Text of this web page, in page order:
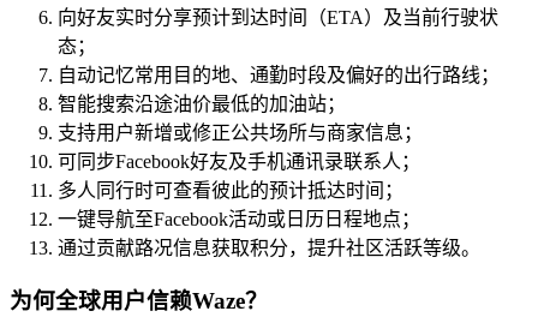
向好友实时分享预计到达时间（ETA）及当前行驶状
态；
自动记忆常用目的地、通勤时段及偏好的出行路线；
智能搜索沿途油价最低的加油站；
支持用户新增或修正公共场所与商家信息；
可同步Facebook好友及手机通讯录联系人；
多人同行时可查看彼此的预计抵达时间；
一键导航至Facebook活动或日历日程地点；
通过贡献路况信息获取积分，提升社区活跃等级。
为何全球用户信赖Waze？